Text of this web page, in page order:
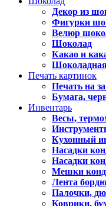
Декор из
Фигурки
Велюр
Шоколад
Какао и
Шоколадная
Печать картинок
Печать на
Бумага,
Инвентарь
Весы,
Кухонный
Насадки
Насадки
Мешки
Лента
Палочки,
Коврики,